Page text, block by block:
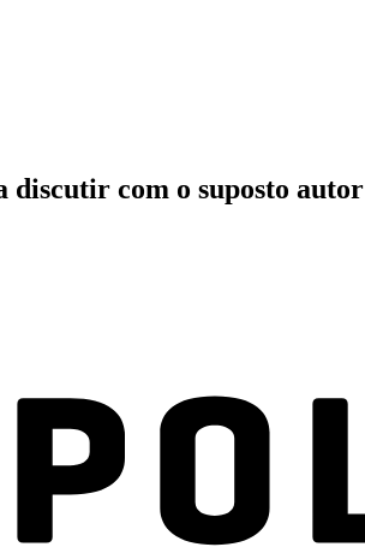
discutir com o suposto autor